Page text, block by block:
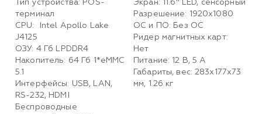
Тип устройства: POS-
терминал
CPU: Intel Apollo Lake
J4125
ОЗУ: 4 Гб LPDDR4
Накопитель: 64 Гб 1*eMMC
5.1
Интерфейсы: USB, LAN,
RS-232, HDMI
Беспроводные
Экран: 11.6'' LED, сенсорный
Разрешение: 1920х1080
ОС и ПО: Без ОС
Ридер магнитных карт:
Нет
Питание: 12 В, 5 А
Габариты, вес: 283х177х73
мм, 1.26 кг